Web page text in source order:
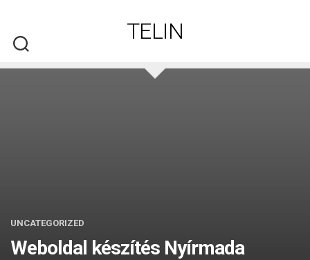
content
TELIN
UNCATEGORIZED
Weboldal készítés​ Nyírmada